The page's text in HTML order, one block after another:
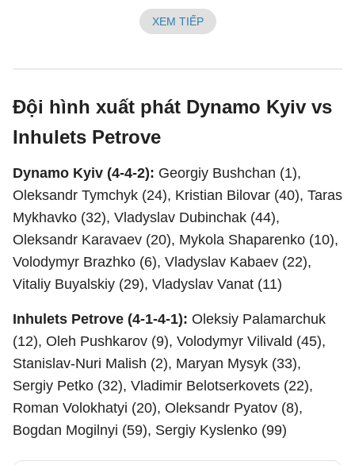
XEM TIẾP
Đội hình xuất phát Dynamo Kyiv vs
Inhulets Petrove
Dynamo Kyiv (4-4-2): Georgiy Bushchan (1),
Oleksandr Tymchyk (24), Kristian Bilovar (40), Taras
Mykhavko (32), Vladyslav Dubinchak (44),
Oleksandr Karavaev (20), Mykola Shaparenko (10),
Volodymyr Brazhko (6), Vladyslav Kabaev (22),
Vitaliy Buyalskiy (29), Vladyslav Vanat (11)
Inhulets Petrove (4-1-4-1): Oleksiy Palamarchuk
(12), Oleh Pushkarov (9), Volodymyr Vilivald (45),
Stanislav-Nuri Malish (2), Maryan Mysyk (33),
Sergiy Petko (32), Vladimir Belotserkovets (22),
Roman Volokhatyi (20), Oleksandr Pyatov (8),
Bogdan Mogilnyi (59), Sergiy Kyslenko (99)